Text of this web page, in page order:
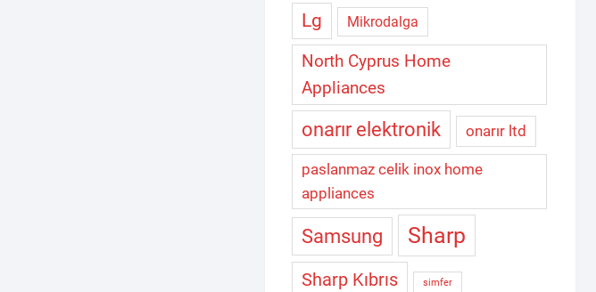
Lg Mikrodalga
North Cyprus Home
Appliances
onarır elektronik onarır ltd
paslanmaz celik inox home
appliances
Samsung Sharp
Sharp Kıbrıs simfer